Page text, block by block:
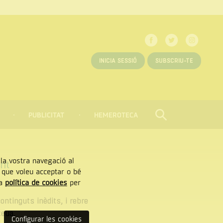
FacebookTwitter
INICIA SESSIÓ SUBSCRIU-TE
PUBLICITAT HEMEROTECA CERCAR
inèdits, i rebre
vostra navegació al
voleu acceptar o bé
política de cookiesper
Configurar les cookies